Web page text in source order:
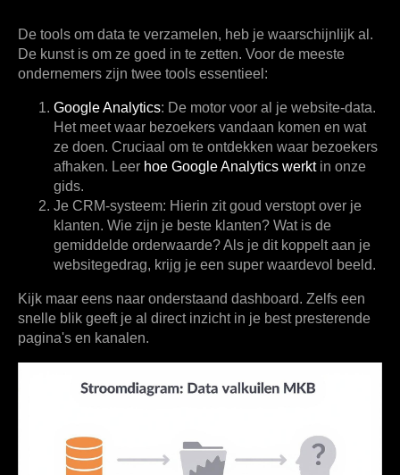
De tools om data te verzamelen, heb je waarschijnlijk al.
De kunst is om ze goed in te zetten. Voor de meeste
ondernemers zijn twee tools essentieel:
Google Analytics: De motor voor al je website-data.
Het meet waar bezoekers vandaan komen en wat
ze doen. Cruciaal om te ontdekken waar bezoekers
afhaken. Leer hoe Google Analytics werktin onze
gids.
Je CRM-systeem: Hierin zit goud verstopt over je
klanten. Wie zijn je beste klanten? Wat is de
gemiddelde orderwaarde? Als je dit koppelt aan je
websitegedrag, krijg je een super waardevol beeld.
Kijk maar eens naar onderstaand dashboard. Zelfs een
snelle blik geeft je al direct inzicht in je best presterende
pagina's en kanalen.